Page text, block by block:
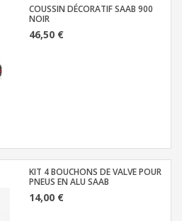
COUSSIN DÉCORATIF SAAB 900
NOIR
46,50 €
KIT 4 BOUCHONS DE VALVE POUR
PNEUS EN ALU SAAB
14,00 €